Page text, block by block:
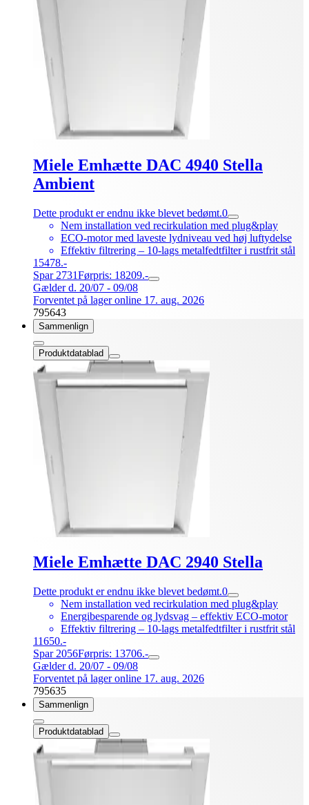
Miele Emhætte DAC 4940 Stella
Ambient
Dette produkt er endnu ikke blevet bedømt.0
Nem installation ved recirkulation med plug&play
ECO-motor med laveste lydniveau ved høj luftydelse
Effektiv filtrering – 10-lags metalfedtfilter i rustfrit stål
15478.-
Spar 2731Førpris: 18209.-
Gælder d. 20/07 - 09/08
Forventet på lager online 17. aug. 2026
795643
Sammenlign
Produktdatablad
Miele Emhætte DAC 2940 Stella
Dette produkt er endnu ikke blevet bedømt.0
Nem installation ved recirkulation med plug&play
Energibesparende og lydsvag – effektiv ECO-motor
Effektiv filtrering – 10-lags metalfedtfilter i rustfrit stål
11650.-
Spar 2056Førpris: 13706.-
Gælder d. 20/07 - 09/08
Forventet på lager online 17. aug. 2026
795635
Sammenlign
Produktdatablad